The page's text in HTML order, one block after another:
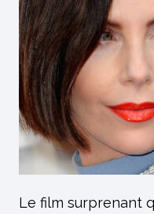
Le film surprenant